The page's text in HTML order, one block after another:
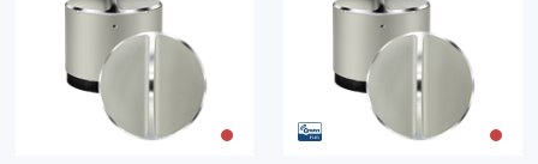
159:- 159:-